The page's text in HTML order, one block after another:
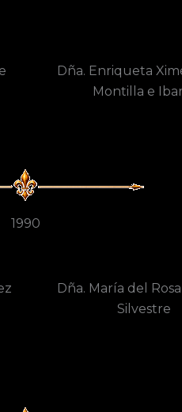
Dña. Enriqueta
Montilla e
1990
Dña. María del
Silvestre